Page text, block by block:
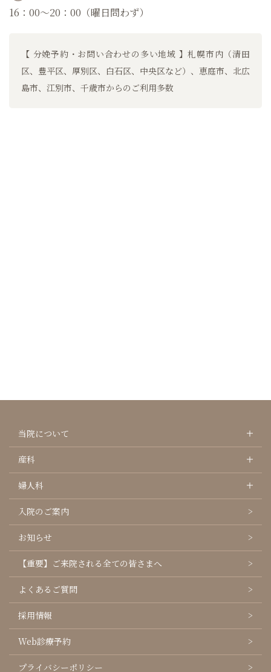
16：00～20：00（曜日問わず）
【 分娩予約・お問い合わせの多い地域 】札幌市内（清田
区、豊平区、厚別区、白石区、中央区など）、恵庭市、北広
島市、江別市、千歳市からのご利用多数
当院について
産科
婦人科
入院のご案内
お知らせ
【重要】ご来院される全ての皆さまへ
よくあるご質問
採用情報
Web診療予約
プライバシーポリシー